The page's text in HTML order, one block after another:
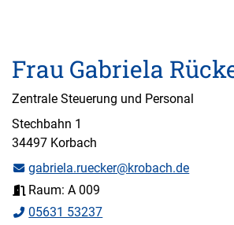
Frau Gabriela
Zentrale Steuerung und Personal
Stechbahn 1
34497 Korbach
gabriela.ruecker@krobach.de
Raum: A 009
05631 53237